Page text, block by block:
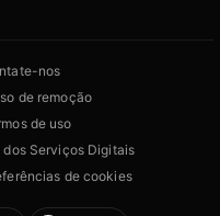
nos
de remoção
de uso
dos Serviços Digitais
de cookies